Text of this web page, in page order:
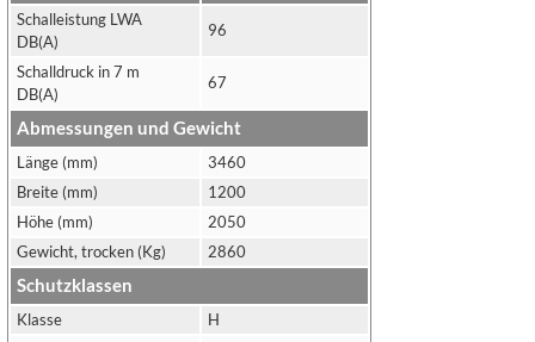
Schalleistung LWA
DB(A)
96
Schalldruck in 7 m
DB(A)
67
Abmessungen und Gewicht
Länge (mm)
3460
Breite (mm)
1200
Höhe (mm)
2050
Gewicht, trocken (Kg)
2860
Schutzklassen
Klasse
H